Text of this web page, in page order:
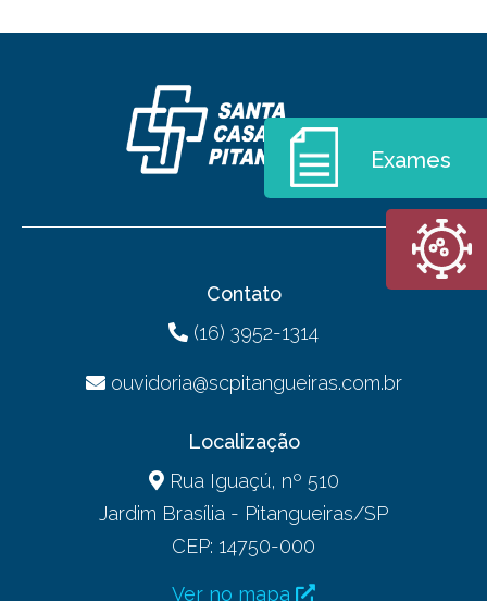
Contato
(16) 3952-1314
ouvidoria@scpitangueiras.com.br
Localização
Rua Iguaçú, nº 510
Jardim Brasília - Pitangueiras/SP
CEP: 14750-000
Ver no mapa
Exames